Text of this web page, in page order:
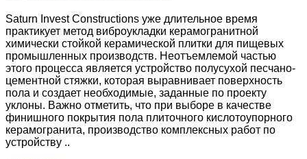
Saturn Invest Constructions уже длительное время
практикует метод виброукладки керамогранитной
химически стойкой керамической плитки для пищевых
промышленных производств. Неотъемлемой частью
этого процесса является устройство полусухой песчано-
цементной стяжки, которая выравнивает поверхность
пола и создает необходимые, заданные по проекту
уклоны. Важно отметить, что при выборе в качестве
финишного покрытия пола плиточного кислотоупорного
керамогранита, производство комплексных работ по
устройству ..